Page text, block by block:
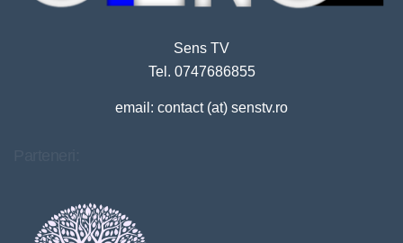
Sens TV
Tel. 0747686855
email: contact (at) senstv.ro